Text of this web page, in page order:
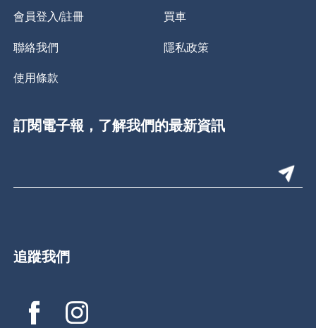
會員登入/註冊 買車
聯絡我們 隱私政策
使用條款
訂閱電子報，了解我們的最新資訊
追蹤我們